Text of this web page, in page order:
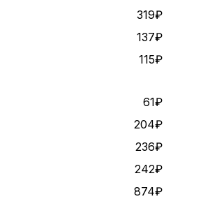
319₽
137₽
115₽
61₽
204₽
236₽
242₽
874₽